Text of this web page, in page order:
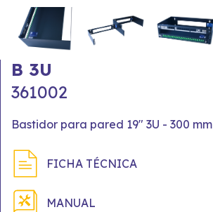
B 3U
361002
Bastidor para pared 19" 3U - 300 mm
FICHA TÉCNICA
MANUAL